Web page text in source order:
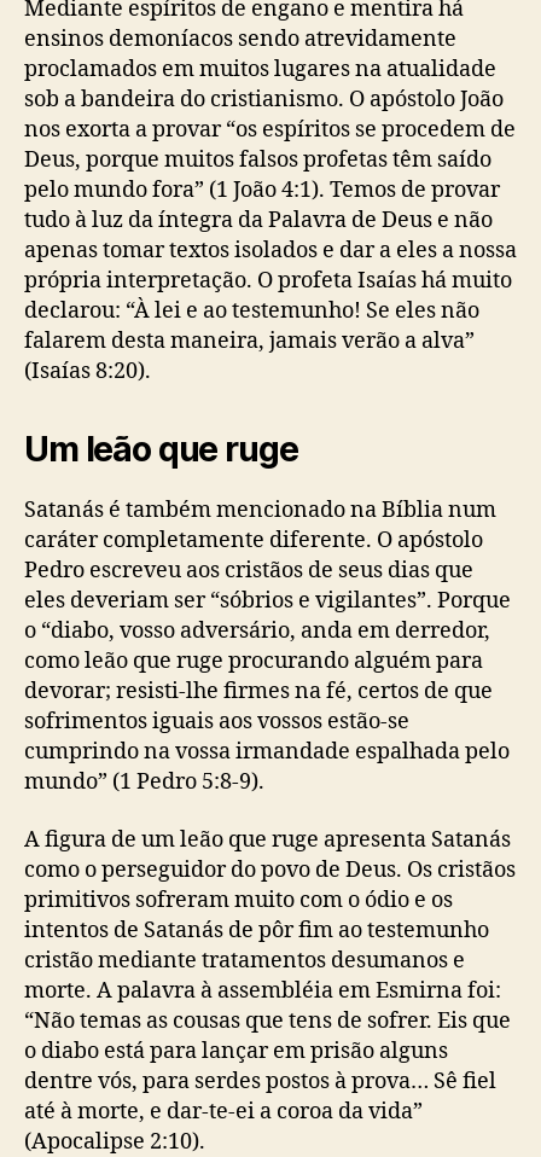
Mediante espíritos de engano e mentira há
ensinos demoníacos sendo atrevidamente
proclamados em muitos lugares na atualidade
sob a bandeira do cristianismo. O apóstolo João
nos exorta a provar “os espíritos se procedem de
Deus, porque muitos falsos profetas têm saído
pelo mundo fora” (1 João 4:1). Temos de provar
tudo à luz da íntegra da Palavra de Deus e não
apenas tomar textos isolados e dar a eles a nossa
própria interpretação. O profeta Isaías há muito
declarou: “À lei e ao testemunho! Se eles não
falarem desta maneira, jamais verão a alva”
(Isaías 8:20).
Um leão que ruge
Satanás é também mencionado na Bíblia num
caráter completamente diferente. O apóstolo
Pedro escreveu aos cristãos de seus dias que
eles deveriam ser “sóbrios e vigilantes”. Porque
o “diabo, vosso adversário, anda em derredor,
como leão que ruge procurando alguém para
devorar; resisti-lhe firmes na fé, certos de que
sofrimentos iguais aos vossos estão-se
cumprindo na vossa irmandade espalhada pelo
mundo” (1 Pedro 5:8-9).
A figura de um leão que ruge apresenta Satanás
como o perseguidor do povo de Deus. Os cristãos
primitivos sofreram muito com o ódio e os
intentos de Satanás de pôr fim ao testemunho
cristão mediante tratamentos desumanos e
morte. A palavra à assembléia em Esmirna foi:
“Não temas as cousas que tens de sofrer. Eis que
o diabo está para lançar em prisão alguns
dentre vós, para serdes postos à prova… Sê fiel
até à morte, e dar-te-ei a coroa da vida”
(Apocalipse 2:10).